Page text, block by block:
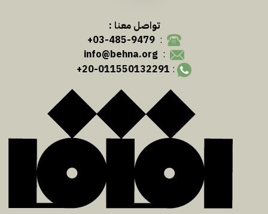
تواصل معنا :
:
03-485-9479+
:
info@behna.org
:
20-011550132291+